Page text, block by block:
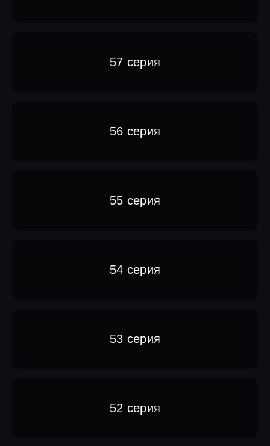
57 серия
56 серия
55 серия
54 серия
53 серия
52 серия